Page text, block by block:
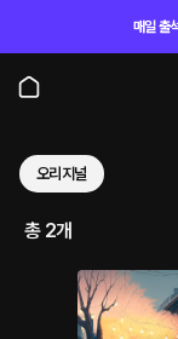
매일 출
오리지널
총 2개